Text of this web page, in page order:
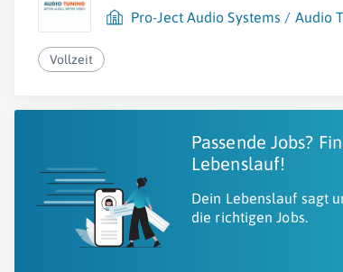
Pro-Ject Audio Systems / Audio
Vollzeit
Passende Jobs?
Lebenslauf!
Dein Lebenslauf sagt
die richtigen Jobs.